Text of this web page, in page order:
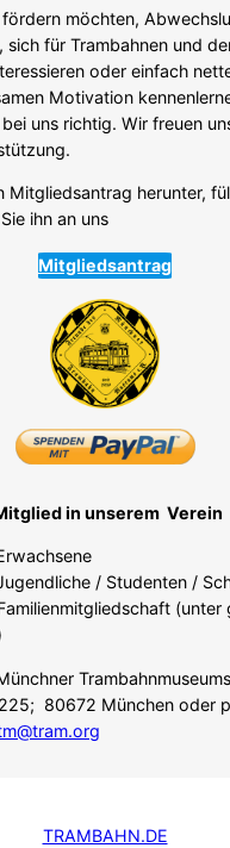
fördern möchten,
sich für Trambahnen und
oder einfach
Motivation
uns richtig. Wir freuen
Mitgliedsantrag herunter,
ihn an uns
Mitgliedsantrag
in unserem Verein
/ Studenten /
(unter
80672 München oder
TRAMBAHN.DE